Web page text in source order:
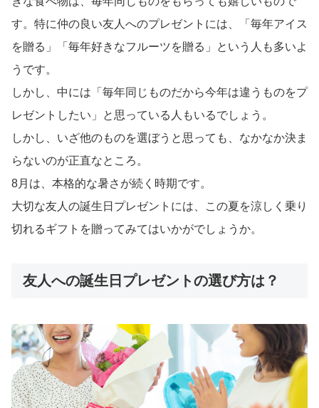
す。特に仲の良い友人へのプレゼントには、「毎年アイス
を贈る」「毎年好きなフルーツを贈る」という人も多いよ
うです。
しかし、中には「毎年同じものだから今年は違うものをプ
レゼントしたい」と思っている人もいるでしょう。
しかし、いざ他のものを選ぼうと思っても、なかなか決ま
らないのが正直なところ。
8月は、本格的な暑さが続く時期です。
大切な友人の誕生日プレゼントには、この夏を涼しく乗り
切れるギフトを贈ってみてはいかがでしょうか。
友人への誕生日プレゼントの選び方は？